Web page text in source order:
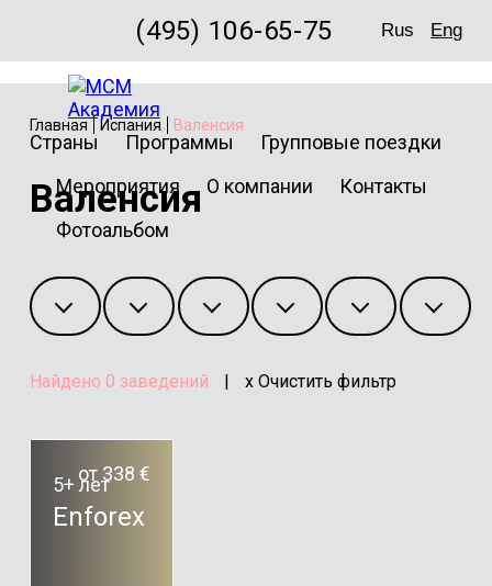
(495) 106-65-75 Rus Eng
Страны Программы
Групповые поездки
Мероприятия
О компании
Контакты
Фотоальбом
Главная Испания Валенсия
Валенсия
Найдено 0 заведений | x Очистить фильтр
5+ лет
Enforex
от 338 €